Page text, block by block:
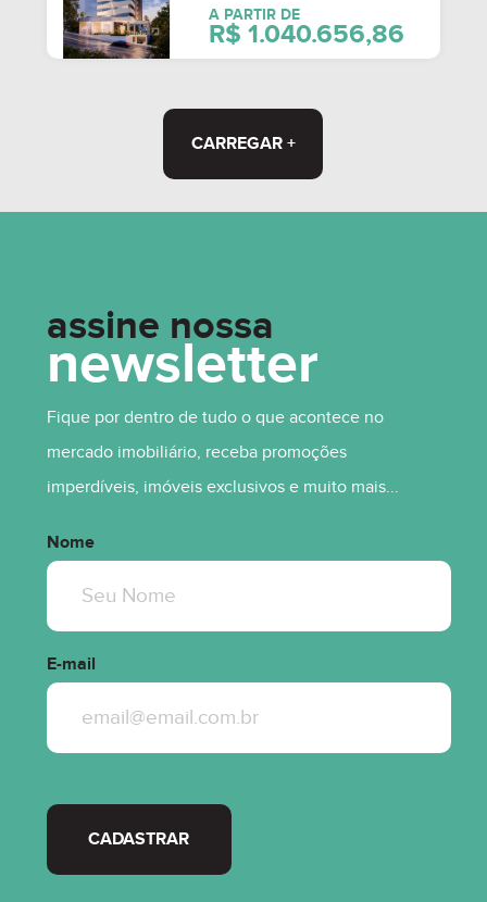
A PARTIR DE
R$ 1.040.656,86
CARREGAR +
assine nossa
newsletter
Fique por dentro de tudo o que acontece no
mercado imobiliário, receba promoções
imperdíveis, imóveis exclusivos e muito mais...
Nome
E-mail
CADASTRAR